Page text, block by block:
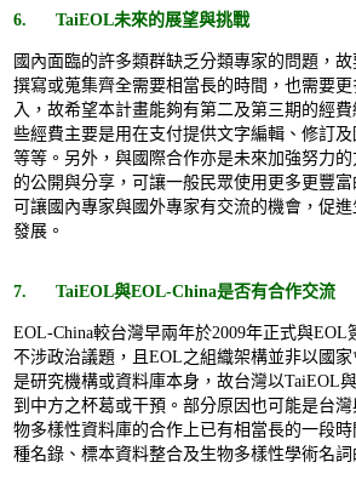
6. TaiEOL未來的展望與挑戰
國內面臨的許多類群缺乏分類專家的問題，
撰寫或蒐集齊全需要相當長的時間，也需要
入，故希望本計畫能夠有第二及第三期的經
些經費主要是用在支付提供文字編輯、修訂及
等等。另外，與國際合作亦是未來加強努力
的公開與分享，可讓一般民眾使用更多更豐
可讓國內專家與國外專家有交流的機會，促
發展。
7. TaiEOL與EOL-China是否有合作交流
EOL-China較台灣早兩年於2009年正式與EOL
不涉政治議題，且EOL之組織架構並非以國家
是研究機構或資料庫本身，故台灣以TaiEOL
到中方之杯葛或干預。部分原因也可能是台
物多樣性資料庫的合作上已有相當長的一段
種名錄、標本資料整合及生物多樣性學術名詞